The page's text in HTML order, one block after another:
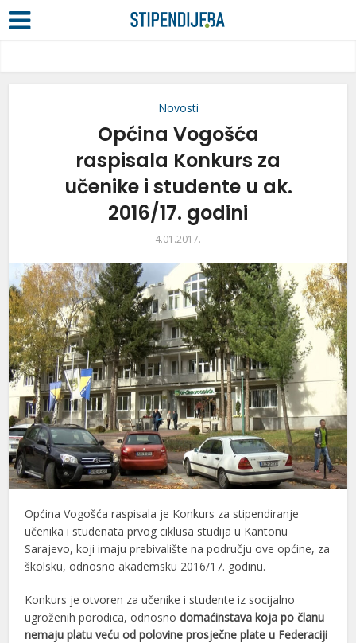
Novosti
Općina Vogošća
raspisala Konkurs za
učenike i studente u ak.
2016/17. godini
4.01.2017.
Općina Vogošća raspisala je Konkurs za stipendiranje
učenika i studenata prvog ciklusa studija u Kantonu
Sarajevo, koji imaju prebivalište na području ove općine, za
školsku, odnosno akademsku 2016/17. godinu.
Konkurs je otvoren za učenike i studente iz socijalno
ugroženih porodica, odnosnodomaćinstava koja po članu
nemaju platu veću od polovine prosječne plate u Federaciji